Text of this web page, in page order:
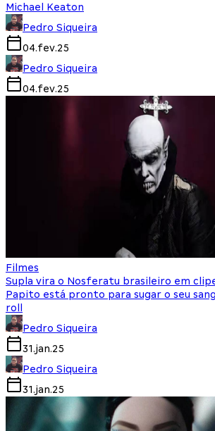
Michael Keaton
Pedro Siqueira
04.fev.25
Pedro Siqueira
04.fev.25
Filmes
Supla vira o Nosferatu brasileiro em
Papito está pronto para sugar o seu
roll
Pedro Siqueira
31.jan.25
Pedro Siqueira
31.jan.25